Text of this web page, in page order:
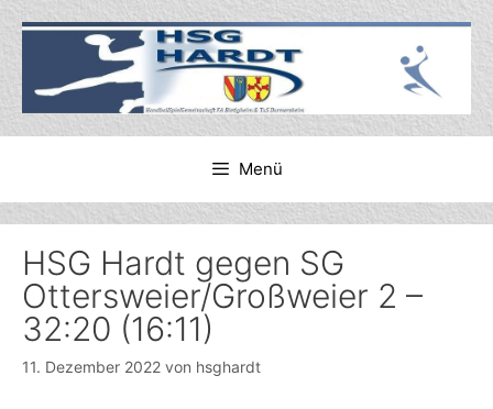
Inhalt
Menü
HSG Hardt gegen SG
Ottersweier/Großweier 2 –
32:20 (16:11)
11. Dezember 2022 von hsghardt